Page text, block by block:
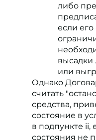
либо
если его
высадки
или
Однако
считать
средства,
состояние в
в подпункте ii,
состояния не